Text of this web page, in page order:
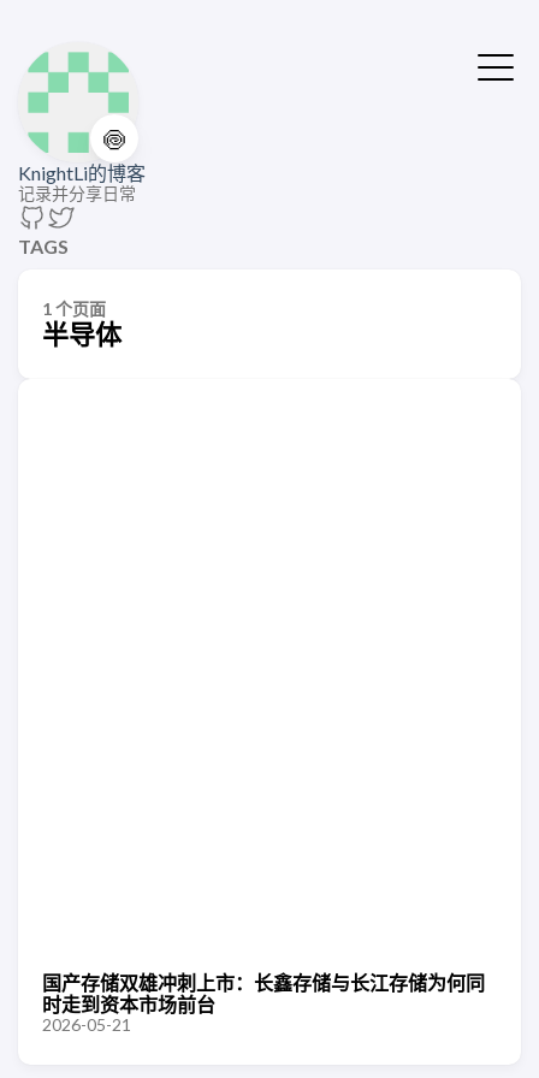
🍥
KnightLi的博客
记录并分享日常
TAGS
1 个页面
半导体
国产存储双雄冲刺上市：长鑫存储与长江存储为何同
时走到资本市场前台
2026-05-21